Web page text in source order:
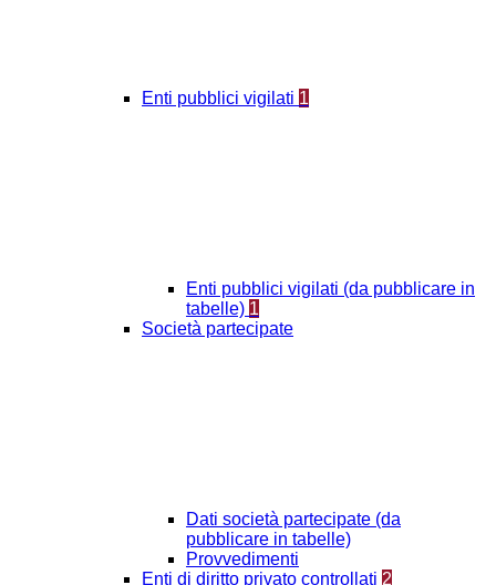
Enti pubblici vigilati 1
Enti pubblici vigilati (da pubblicare in
tabelle) 1
Società partecipate
Dati società partecipate (da
pubblicare in tabelle)
Provvedimenti
Enti di diritto privato controllati 2